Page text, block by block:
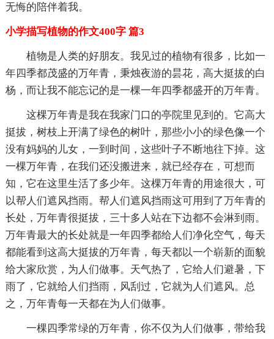
无悔的陪伴着我。
小学描写植物的作文400字 篇3
植物是人类的好朋友。我见过的植物有很多，比如一
年四季都茂盛的万年青，秉烛夜游的昙花，高大挺拔的白
杨，而让我不能忘记的是一棵一年四季都盛开的万年青。
这棵万年青是我在我家门口的亭院里见到的。它高大
挺拔，树枝上开满了绿色的树叶，那些小小的绿色像一个
没有妈妈的儿女，一到时间，这些叶子不断地往下掉。这
一棵万年青，在我们还没搬进来，就已经存在，可想而
知，它在这里生活了多少年。这棵万年青的用途很大，可
以帮人们遮风挡雨。帮人们遮风挡雨这可用到了万年青的
长处，万年青很挺拔，三十多人站在下边都不会淋到雨。
万年青最大的长处就是一年四季都给人们净化空气，每天
都能看到这高大挺拔的万年青，每天都以一个崭新的面貌
给大家欣赏，为人们做事。天气热了，它给人们避暑，下
雨了，它就给人们挡雨，风刮过，它就为人们遮风。总
之，万年青每一天都在为人们做事。
一棵四季常绿的万年青，你不仅为人们做事，带给我